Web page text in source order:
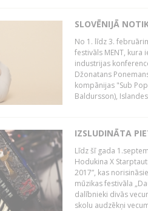
SLOVĒNIJĀ
No 1. līdz 3.
festivāls MENT, kura
industrijas
Džonatans
kompānijas "Sub
Baldursson),
IZSLUDINĀTA
Līdz šī gada
Hodukina X
2017”, kas
mūzikas festivāla
dalībnieki divās
skolu audzēkņi